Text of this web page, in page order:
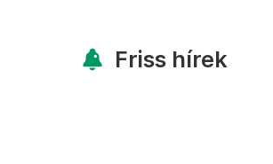
Friss hírek